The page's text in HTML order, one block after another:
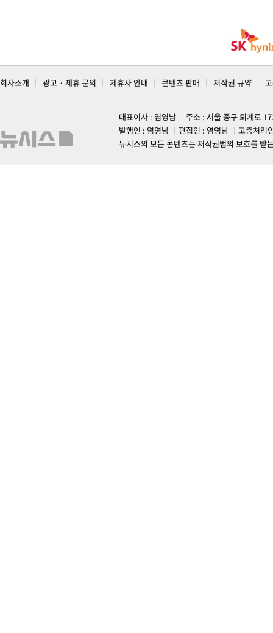
회사소개 광고 · 제휴 문의 제휴사 안내 콘텐츠 판매 저작권 규약
대표이사 : 염영남
주소 : 서울 중구 퇴계로
발행인 : 염영남
편집인 : 염영남
고충처리
뉴시스의 모든 콘텐츠는 저작권법의 보호를